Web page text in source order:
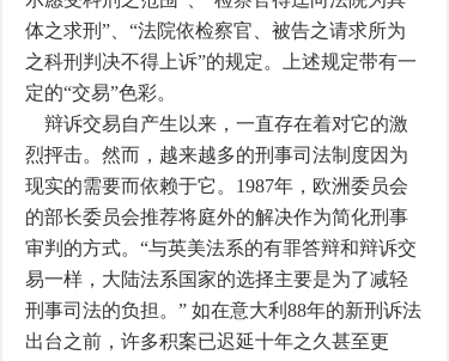
体之求刑”、“法院依检察官、被告之请求所为
之科刑判决不得上诉”的规定。上述规定带有一
定的“交易”色彩。
辩诉交易自产生以来，一直存在着对它的激
烈抨击。然而，越来越多的刑事司法制度因为
现实的需要而依赖于它。1987年，欧洲委员会
的部长委员会推荐将庭外的解决作为简化刑事
审判的方式。“与英美法系的有罪答辩和辩诉交
易一样，大陆法系国家的选择主要是为了减轻
刑事司法的负担。” 如在意大利88年的新刑诉法
出台之前，许多积案已迟延十年之久甚至更